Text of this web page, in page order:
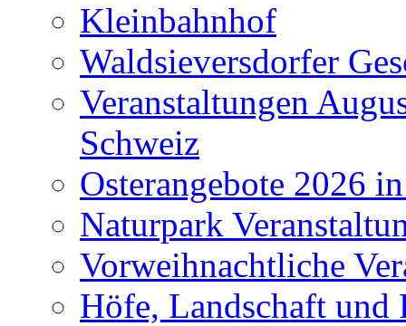
Kleinbahnhof
Waldsieversdorfer
Veranstaltungen
Schweiz
Osterangebote 2026
Naturpark
Vorweihnachtliche
Höfe, Landschaft und